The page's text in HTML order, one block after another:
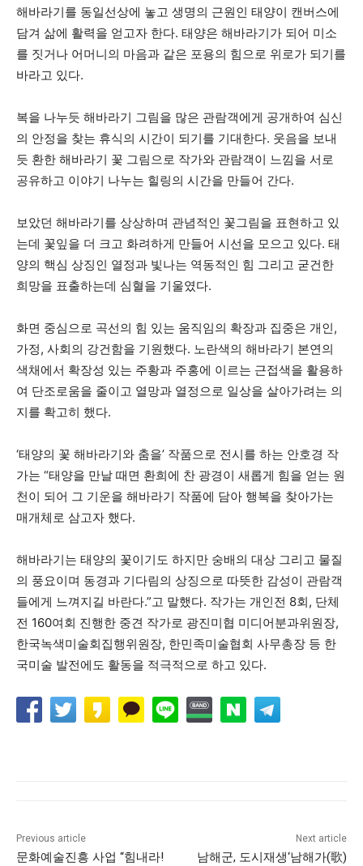
해바라기를 동일선상에 놓고 생명의 근원인 태양이 캔버스에
담겨 삶에 활력을 얻고자 한다. 태양은 해바라기가 되어 미소
를 짓거나 어머니의 마음과 같은 포용의 힘으로 위로가 되기를
바라고 있다.
복을 나누듯 해바라기 그림을 많은 관람객에게 공개하여 심신
의 안정을 찾는 휴식의 시간이 되기를 기대한다. 웃음을 보내
듯 환한 해바라기 꽃 그림으로 작가와 관람객이 느낌을 서로
공유하고 이야기 나누는 힐링의 시간을 만들어 간다.
보았던 해바라기를 상상하며 관념적인 꽃그림을 표현하고 있
는데 꽃잎을 더 크고 화려하게 만들어 시선을 모으고 있다. 태
양의 핵심 상징인 열정과 빛나는 역동적인 힘 그리고 굳건한
희망을 표출하는데 심혈을 기울였다.
화면 중심으로 곡선의 힘 있는 움직임의 확장과 집중은 개인,
가정, 사회의 강건함을 기원했다. 노란색의 해바라기 본연의
색채에서 확장성 있는 주황과 주홍에 이르는 근접색을 활용하
여 단조로움을 줄이고 열망과 열정으로 일상을 살아가려는 의
지를 확고히 했다.
‘태양의 꽃 해바라기와 춤을’ 작품으로 전시를 하는 안호경 작
가는 “태양을 만날 때면 환희에 찬 광경이 새롭게 힘을 얻는 원
천이 되어 그 기운을 해바라기 작품에 담아 행복을 찾아가는
매개체로 삼고자 했다.
해바라기는 태양의 꽃이기도 하지만 숭배의 대상 그리고 물질
의 풍요이며 동경과 기다림의 상징으로 따뜻한 감성이 관람객
들에게 느껴지길 바란다.”고 말했다. 작가는 개인전 8회, 단체
전 160여회 진행한 중견 작가로 광진미협 미디어분과위원장,
한국녹색미술회집행위원장, 한민족미술협회 사무총장 등 한
국미술 발전에도 활동을 적극적으로 하고 있다.
Previous article
문화예술진흥 사업 “힘내라!
Next article
남해군, 도시재생‘남해가(歌)